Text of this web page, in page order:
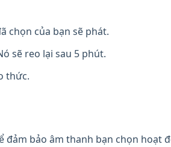
chọn của bạn sẽ phát.
sẽ reo lại sau 5 phút.
thức.
đảm bảo âm thanh bạn chọn hoạt